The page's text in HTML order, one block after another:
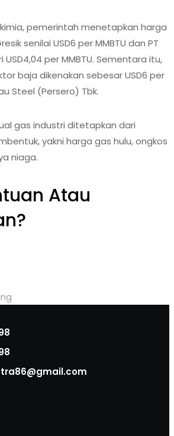
pemerintah menetapkan harga
senilai USD6 per MMBTU dan PT
per MMBTU. Sementara itu,
baja dikenakan sebesar USD6 per
Steel (Persero) Tbk.
gas industri ditetapkan dari
yakni harga gas hulu, ongkos
niaga.
Atau